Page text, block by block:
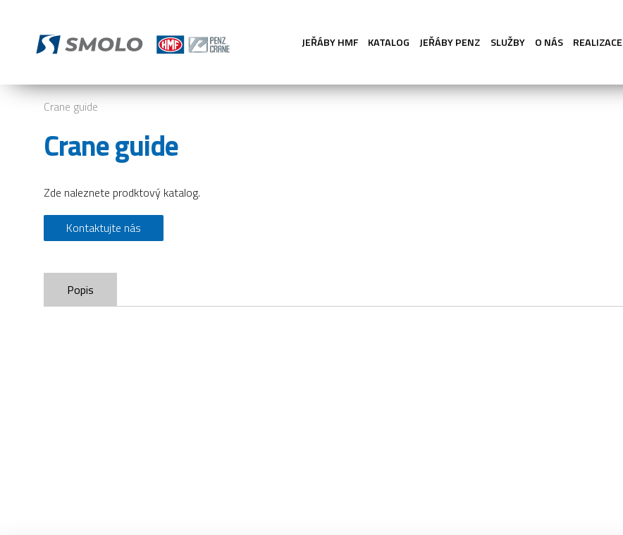
Crane guide
Crane guide
Zde naleznete prodktový katalog.
Kontaktujte nás
Popis
JEŘÁBY HMF KATALOG JEŘÁBY PENZ SLUŽBY O NÁS REALIZACE